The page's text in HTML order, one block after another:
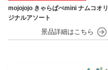
mojojojo きゃらぱぺmini ナムコオリ
ジナルアソート